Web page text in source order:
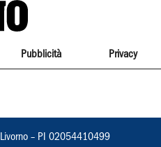
Pubblicità Privacy
Livorno – PI 02054410499